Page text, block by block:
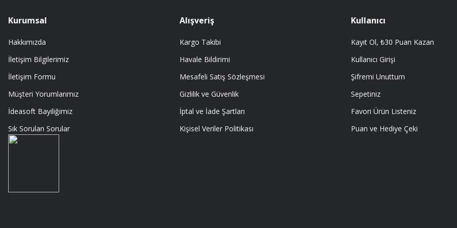
A... Ç... | 11/07/2026
Memnumum
K... N... | 09/07/2026
GAYET GÜZEL VE ÖZENLİ PAKETLENMİŞTİ
EDERİM
Kurumsal
Hakkımızda
İletişim Bilgilerimiz
İletişim Formu
Müşteri Yorumlarımız
İdeasoft Bayiliğimiz
Sık Sorulan Sorular
Alışveriş
Kargo Takibi
Havale Bildirimi
Mesafeli Satış Sözleşmesi
Gizlilik ve Güvenlik
İptal ve İade Şartları
Kişisel Veriler Politikası
Kullanıcı
Kayıt Ol, ₺30 Puan Kazan
Kullanıcı Girişi
Şifremi Unuttum
Sepetiniz
Favori Ürün Listeniz
Puan ve Hediye Çeki